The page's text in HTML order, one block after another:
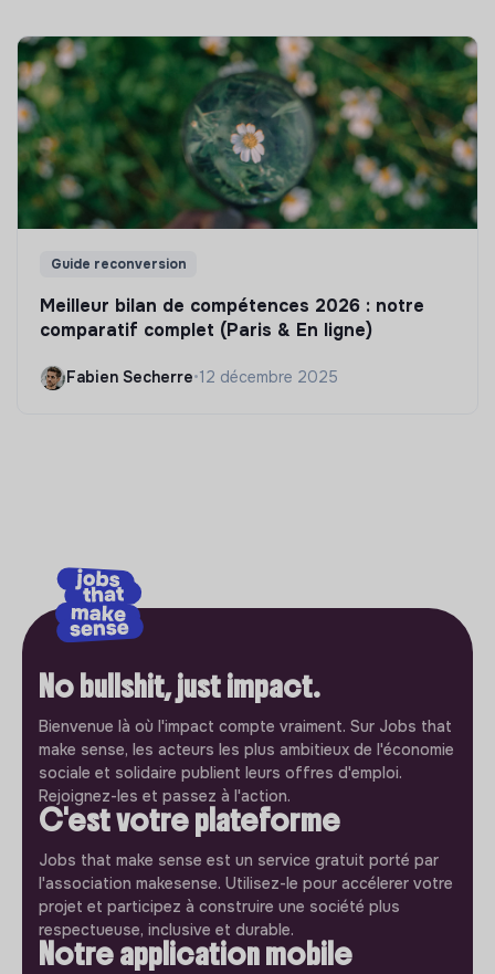
Guide reconversion
Meilleur bilan de compétences 2026 : notre
comparatif complet (Paris & En ligne)
Fabien Secherre•12 décembre 2025
No bullshit, just impact.
Bienvenue là où l'impact compte vraiment. Sur Jobs that
make sense, les acteurs les plus ambitieux de l'économie
sociale et solidaire publient leurs offres d'emploi.
Rejoignez-les et passez à l'action.
C'est votre plateforme
Jobs that make sense est un service gratuit porté par
l'association makesense. Utilisez-le pour accélerer votre
projet et participez à construire une société plus
respectueuse, inclusive et durable.
Notre application mobile